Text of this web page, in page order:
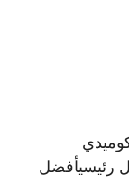
رئيسيأفضل